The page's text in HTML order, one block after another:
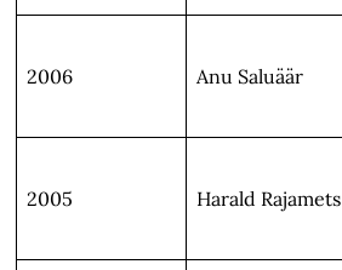
2006 Anu Saluäär
2005 Harald Rajamets